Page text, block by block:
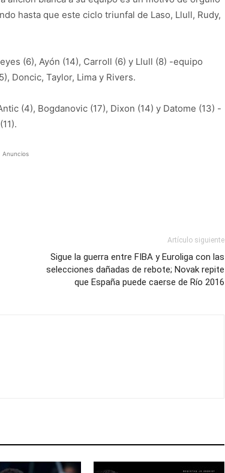
hasta que este ciclo triunfal de Laso, Llull, Rudy,
(6), Ayón (14), Carroll (6) y Llull (8) -equipo
Doncic, Taylor, Lima y Rivers.
(4), Bogdanovic (17), Dixon (14) y Datome (13) -
Anuncios
Artículo siguiente
Sigue la guerra entre FIBA y Euroliga con las
selecciones dañadas de rebote; Novak repite
que España puede caerse de Río 2016